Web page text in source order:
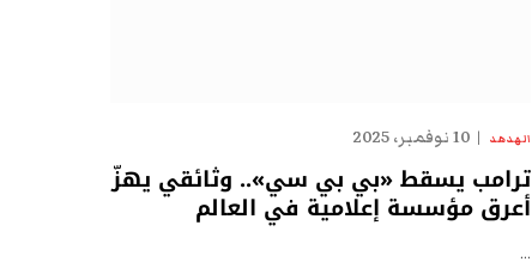
الهدهد 10 نوفمبر، 2025
ترامب يسقط «بي بي سي».. وثائقي يهزّ
أعرق مؤسسة إعلامية في العالم
…